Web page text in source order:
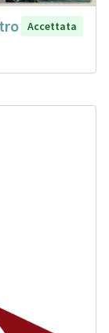
Accettata